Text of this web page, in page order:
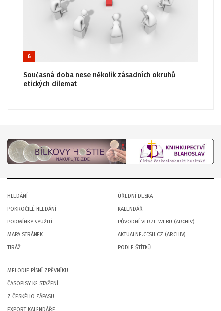
6
Současná doba nese několik zásadních okruhů
etických dilemat
HLEDÁNÍ
POKROČILÉ HLEDÁNÍ
PODMÍNKY VYUŽITÍ
MAPA STRÁNEK
TIRÁŽ
ÚŘEDNÍ DESKA
KALENDÁŘ
PŮVODNÍ VERZE WEBU (ARCHIV)
AKTUALNE.CCSH.CZ (ARCHIV)
PODLE ŠTÍTKŮ
MELODIE PÍSNÍ ZPĚVNÍKU
ČASOPISY KE STAŽENÍ
Z ČESKÉHO ZÁPASU
EXPORT KALENDÁŘE